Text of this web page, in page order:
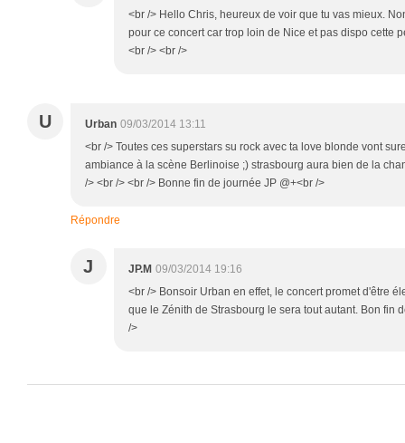
<br /> Hello Chris, heureux de voir que tu vas mieux.
pour ce concert car trop loin de Nice et pas dispo cette
<br /> <br />
U Urban 09/03/2014 13:11
<br /> Toutes ces superstars su rock avec ta love blonde vont
ambiance à la scène Berlinoise ;) strasbourg aura bien de la
/> <br /> <br /> Bonne fin de journée JP @+<br />
Répondre
J JP.M 09/03/2014 19:16
<br /> Bonsoir Urban en effet, le concert promet d'être
que le Zénith de Strasbourg le sera tout autant. Bon fin
/>